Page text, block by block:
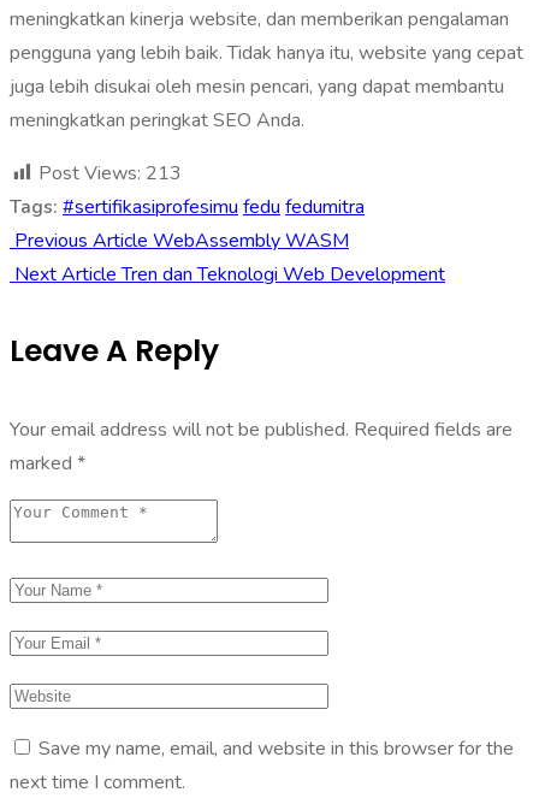
meningkatkan kinerja website, dan memberikan pengalaman
pengguna yang lebih baik. Tidak hanya itu, website yang cepat
juga lebih disukai oleh mesin pencari, yang dapat membantu
meningkatkan peringkat SEO Anda.
Post Views: 213
Tags: #sertifikasiprofesimu fedu fedumitra
Previous Article WebAssembly WASM
Next Article Tren dan Teknologi Web Development
Leave A Reply
Your email address will not be published. Required fields are
marked *
Save my name, email, and website in this browser for the
next time I comment.